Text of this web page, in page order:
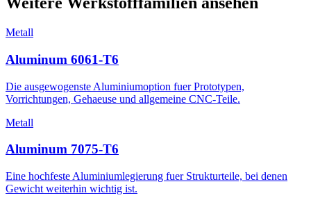
Metall
Aluminum 6061-T6
Die ausgewogenste Aluminiumoption fuer Prototypen,
Vorrichtungen, Gehaeuse und allgemeine CNC-Teile.
Metall
Aluminum 7075-T6
Eine hochfeste Aluminiumlegierung fuer Strukturteile, bei denen
Gewicht weiterhin wichtig ist.